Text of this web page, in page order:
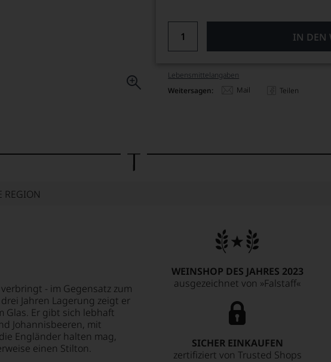
IN DEN
Lebensmittel­angaben
Weitersagen:
Mail Teilen
REGION
- im Gegensatz zum
Jahren Lagerung zeigt er
Glas. Er gibt sich lebhaft
Johannisbeeren, mit
Engländer halten mag,
einen Stilton.
WEINSHOP DES JAHRES 2023
ausgezeichnet von »Falstaff«
SICHER EINKAUFEN
zertifiziert von Trusted Shops